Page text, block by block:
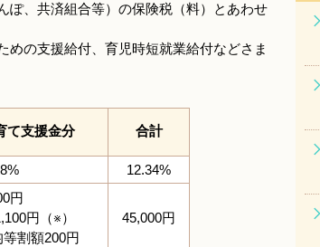
ぽ、共済組合等）の保険税（料）とあわせ
の支援給付、育児時短就業給付などさま
て支援金分 合計
12.34%
円
円（※）
割額200円
45,000円